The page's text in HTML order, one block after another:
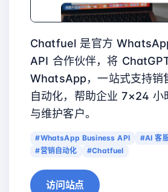
Chatfuel 是官方
API 合作伙伴，将
WhatsApp，一站式支持销
自动化，帮助企业 7×24 小
与维护客户。
#WhatsApp Business API #AI 客
#营销自动化
#Chatfuel
访问站点